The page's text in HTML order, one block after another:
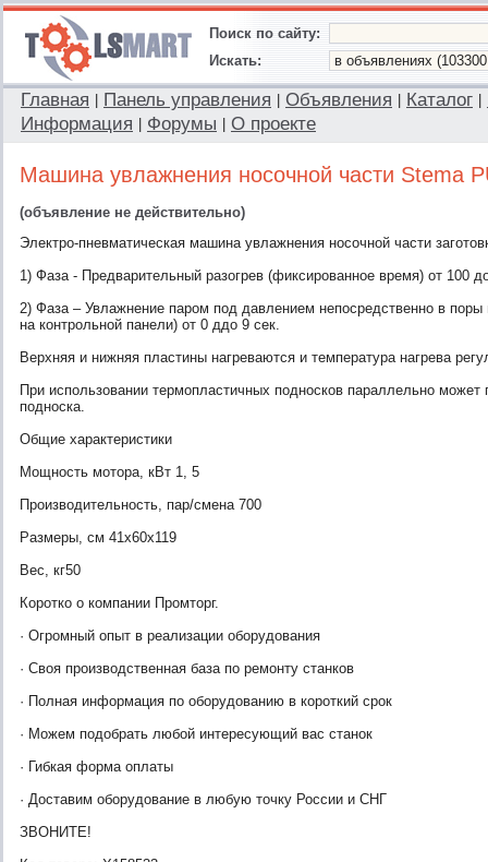
Поиск по сайту:
Искать:
Главная Панель управления Объявления Каталог
Информация
Форумы О проекте
Машина увлажнения носочной части Stema
(объявление не действительно)
Электро-пневматическая машина увлажнения носочной части
1) Фаза - Предварительный разогрев (фиксированное время) от 100
2) Фаза – Увлажнение паром под давлением непосредственно в поры
на контрольной панели) от 0 ддо 9 сек.
Верхняя и нижняя пластины нагреваются и температура нагрева
При использовании термопластичных подносков параллельно может
подноска.
Общие характеристики
Мощность мотора, кВт 1, 5
Производительность, пар/смена 700
Размеры, см 41x60x119
Вес, кг50
Коротко о компании Промторг.
· Огромный опыт в реализации оборудования
· Своя производственная база по ремонту станков
· Полная информация по оборудованию в короткий срок
· Можем подобрать любой интересующий вас станок
· Гибкая форма оплаты
· Доставим оборудование в любую точку России и СНГ
ЗВОНИТЕ!